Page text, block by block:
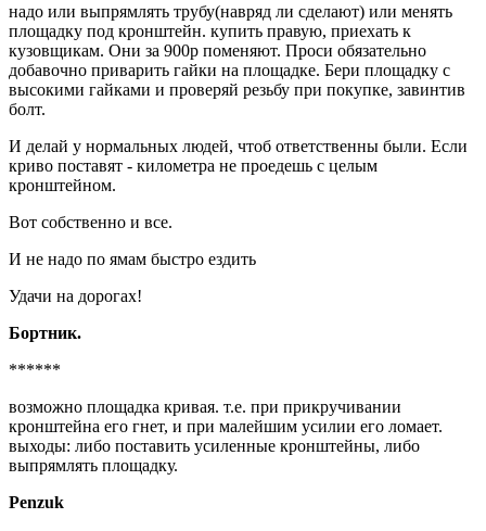
надо или выпрямлять трубу(навряд ли сделают) или менять
площадку под кронштейн. купить правую, приехать к
кузовщикам. Они за 900р поменяют. Проси обязательно
добавочно приварить гайки на площадке. Бери площадку с
высокими гайками и проверяй резьбу при покупке, завинтив
болт.
И делай у нормальных людей, чтоб ответственны были. Если
криво поставят - километра не проедешь с целым
кронштейном.
Вот собственно и все.
И не надо по ямам быстро ездить
Удачи на дорогах!
Бортник.
******
возможно площадка кривая. т.е. при прикручивании
кронштейна его гнет, и при малейшим усилии его ломает.
выходы: либо поставить усиленные кронштейны, либо
выпрямлять площадку.
Penzuk